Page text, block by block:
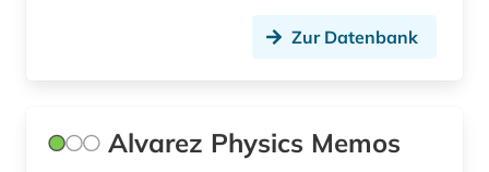
fotografieren (1)
Zur Datenbank
Alvarez Physics Memos